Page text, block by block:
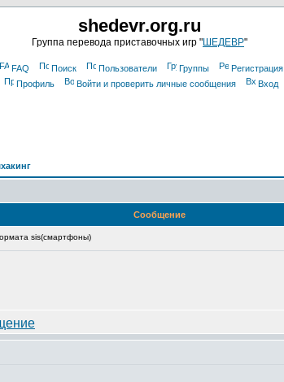
shedevr.org.ru
Группа перевода приставочных игр "ШЕДЕВР"
FAQ Поиск Пользователи Группы
Регистрация
Профиль
Войти и проверить личные сообщения Вход
Сообщение
sis(смартфоны)